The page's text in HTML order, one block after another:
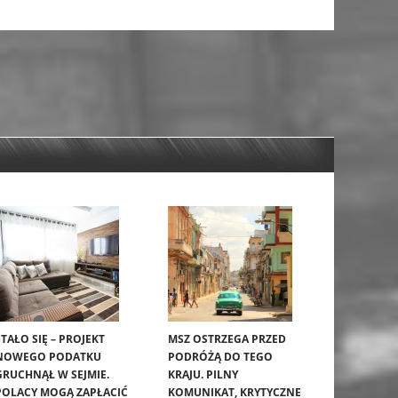
SIĘ – PROJEKT
PODATKU
W SEJMIE.
MOGĄ ZAPŁACIĆ
MSZ OSTRZEGA PRZED
PODRÓŻĄ DO TEGO
KRAJU. PILNY
KOMUNIKAT, KRYTYCZNE